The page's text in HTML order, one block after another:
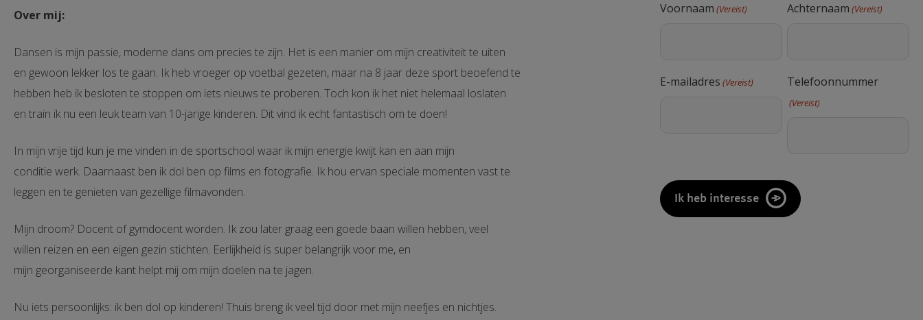
Over mij:
Dansen is mijn passie, moderne dans om precies te zijn. Het is een manier om mijn creativiteit te uiten
en gewoon lekker los te gaan. Ik heb vroeger op voetbal gezeten, maar na 8 jaar deze sport beoefend te
hebben heb ik besloten te stoppen om iets nieuws te proberen. Toch kon ik het niet helemaal loslaten
en train ik nu een leuk team van 10-jarige kinderen. Dit vind ik echtfantastisch om te doen!
In mijn vrije tijd kun je me vinden in de sportschool waar ik mijn energie kwijt kan en aan mijn
conditie werk. Daarnaast ben ik dol ben op films en fotografie. Ik hou ervan speciale momenten vast te
leggen en te genieten van gezellige filmavonden.
Mijn droom? Docent of gymdocent worden. Ik zou later graag een goede baan willen hebben, veel
willen reizen en een eigen gezin stichten. Eerlijkheid is super belangrijk voor me, en
mijn georganiseerde kant helpt mij om mijn doelen na te jagen.
Nu iets persoonlijks: ik ben dol op kinderen! Thuis breng ik veel tijd door met mijn neefjes en nichtjes.
Voornaam (Vereist) Achternaam (Vereist)
E-mailadres (Vereist) Telefoonnummer
(Vereist)